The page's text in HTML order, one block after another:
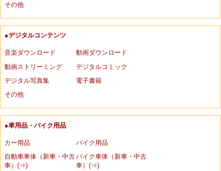
その他
●デジタルコンテンツ
音楽ダウンロード
動画ダウンロード
動画ストリーミング
デジタルコミック
デジタル写真集
電子書籍
その他
●車用品・バイク用品
カー用品
バイク用品
自動車車体（新車・中古
車）(⇒)
バイク車体（新車・中古
車）(⇒)